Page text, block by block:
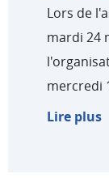
Lors de
mardi 24
mercredi
Lire plus